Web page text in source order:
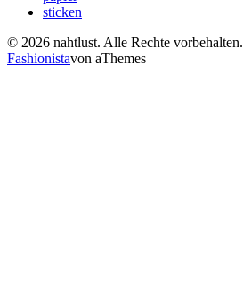
sticken
© 2026 nahtlust. Alle Rechte vorbehalten.
Fashionistavon aThemes